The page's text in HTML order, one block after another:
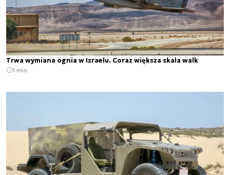
Trwa wymiana ognia w Izraelu. Coraz większa skala walk
1 min.